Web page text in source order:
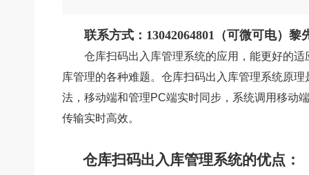
联系方式：13042064801（可微可电）黎
仓库扫码出入库管理系统的应用，能更好的
库管理的各种难题。仓库扫码出入库管理系统原
法，移动端和管理PC端实时同步，系统调用移动
传输实时高效。
仓库扫码出入库管理系统的优点 ：